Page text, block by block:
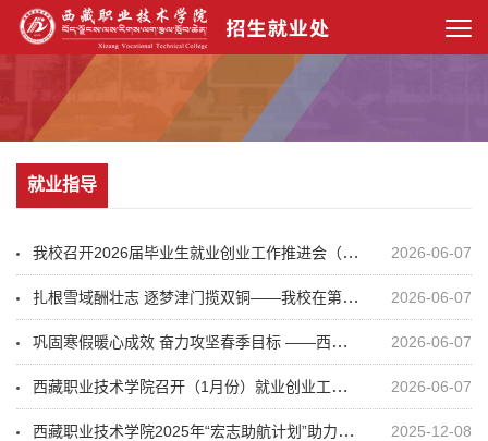
就业指导
我校召开2026届毕业生就业创业工作推进会（4月） 2026-06-07
扎根雪域酬壮志 逐梦津门揽双铜——我校在第三届全国大学生职业规划大赛全国总决赛中斩获佳绩 2026-06-07
巩固寒假暖心成效 奋力攻坚春季目标 ——西藏职业技术学院 召开（3月）2026届毕业生就业创业工作推进会 2026-06-07
西藏职业技术学院召开（1月份）就业创业工作推进会 2026-06-07
西藏职业技术学院2025年“宏志助航计划”助力300名高原学子扬帆启程 2025-12-08